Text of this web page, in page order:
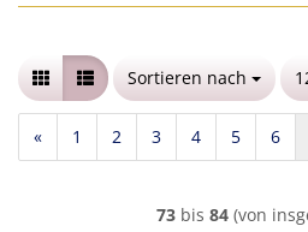
Sortieren nach
Sortieren nach
« 1 2 3 4 5 6
73bis 84(von